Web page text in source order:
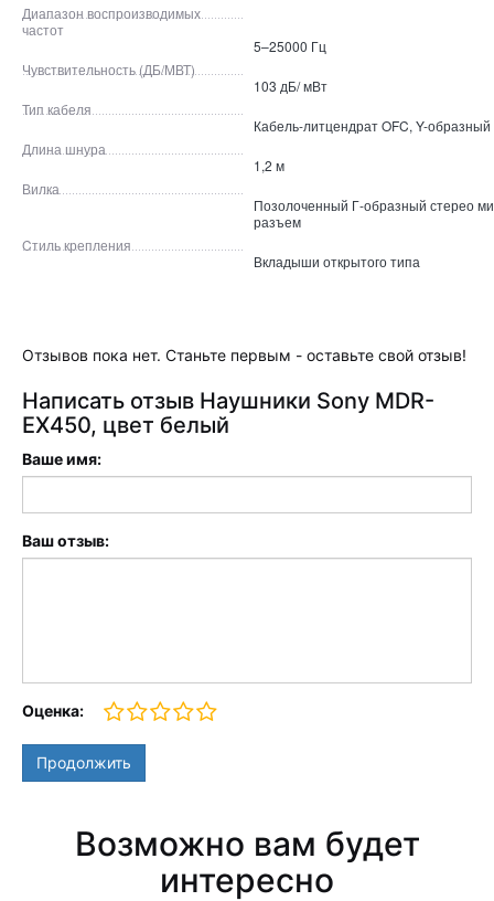
Диапазон воспроизводимых
частот
5–25000 Гц
Чувствительность (ДБ/МВТ)
103 дБ/ мВт
Тип кабеля
Кабель-литцендрат OFC, Y-образный
Длина шнура
1,2 м
Вилка
Позолоченный Г-образный стерео
разъем
Cтиль крепления
Вкладыши открытого типа
Отзывов пока нет. Станьте первым - оставьте свой отзыв!
Написать отзыв Наушники Sony MDR-
EX450, цвет белый
Ваше имя:
Ваш отзыв:
Оценка:
Продолжить
Возможно вам будет
интересно